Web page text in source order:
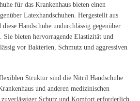
für das Krankenhaus bieten einen
Latexhandschuhen. Hergestellt aus
Handschuhe undurchlässig gegenüber
bieten hervorragende Elastizität und
vor Bakterien, Schmutz und aggressiven
Struktur sind die Nitril Handschuhe
und anderen medizinischen
zuverlässiger Schutz und Komfort erforderlich